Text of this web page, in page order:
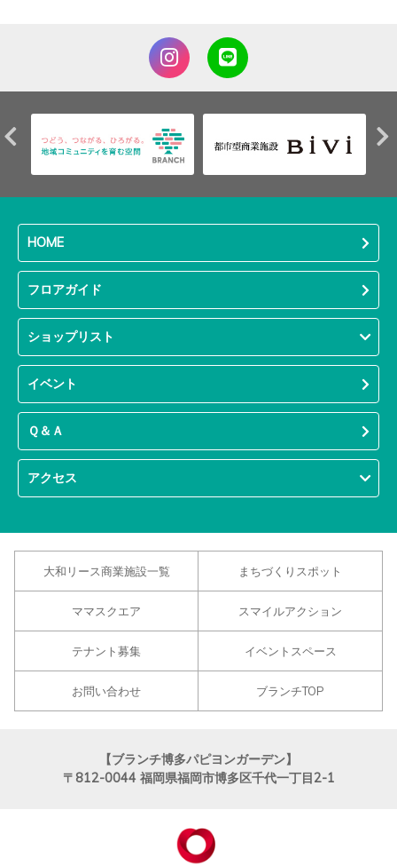
HOME
フロアガイド
ショップリスト
イベント
Ｑ＆Ａ
アクセス
大和リース商業施設一覧 まちづくりスポット
ママスクエア スマイルアクション
テナント募集 イベントスペース
お問い合わせ ブランチTOP
【ブランチ博多パピヨンガーデン】
〒812-0044 福岡県福岡市博多区千代一丁目2-1